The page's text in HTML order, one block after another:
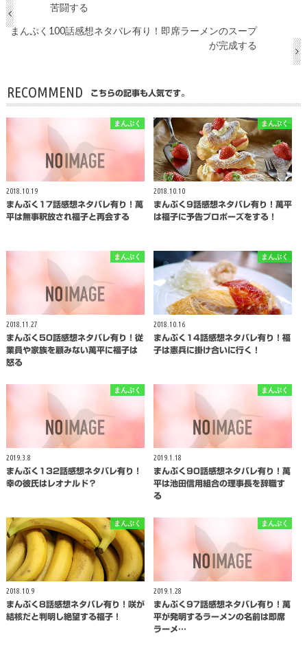
苦闘する
まんぷく100話感想ネタバレ有り！即席ラーメンのスープ
が完成する
RECOMMEND こちらの記事も人気です。
まんぷく
2018.10.19
まんぷく17話感想ネタバレ有り！萬
平は無事釈放され福子と再会する
まんぷく
2018.10.10
まんぷく9話感想ネタバレ有り！萬平
は福子に予告プロポーズをする！
まんぷく
2018.11.27
まんぷく50話感想ネタバレ有り！従
業員や家族を顧みない萬平に福子は
怒る
まんぷく
2018.10.16
まんぷく14話感想ネタバレ有り！福
子は憲兵に掛け合いに行く！
まんぷく
2019.3.8
まんぷく132話感想ネタバレ有り！
幸の彼氏はレオナルド？
まんぷく
2019.1.18
まんぷく90話感想ネタバレ有り！萬
平は池田信用組合の理事長を辞職す
る
まんぷく
2018.10.9
まんぷく8話感想ネタバレ有り！咲が
結核だと判明し絶望する福子！
まんぷく
2019.1.28
まんぷく97話感想ネタバレ有り！萬
平が発明するラーメンの名前は即席
ラーメ…